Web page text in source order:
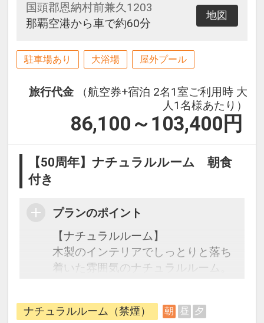
国頭郡恩納村前兼久1203
那覇空港から車で約60分
地図
駐車場あり 大浴場 屋外プール
旅行代金
（航空券+宿泊 2名1室ご利用時 大
人1名様あたり）
86,100～103,400 円
【50周年】ナチュラルルーム 朝食
付き
プランのポイント
【ナチュラルルーム】
木製のインテリアでしっとりと落ち
着いた雰囲気のナチュラルルーム。
ション済み。くつろぎと癒しの空間
でゆったりとお過ごしください。
ナチュラルルーム（禁煙） 朝 昼 夕